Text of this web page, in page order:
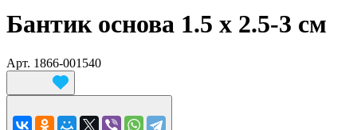
Бантик основа 1.5 х 2.5-3 см
Арт. 1866-001540